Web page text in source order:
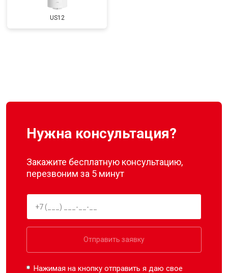
US12
Нужна консультация?
Закажите бесплатную консультацию,
перезвоним за 5 минут
Отправить заявку
Нажимая на кнопку отправить я даю свое